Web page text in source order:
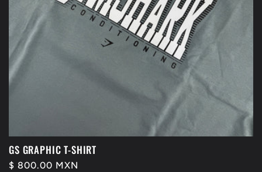
GS GRAPHIC T-SHIRT
Precio
$ 800.00 MXN